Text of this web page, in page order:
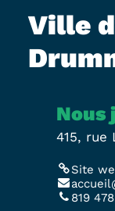
Ville
Nous
415, rue
Site
819